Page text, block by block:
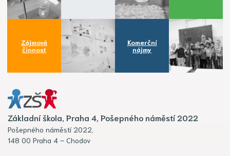
Zájmová
činnost
Komerční
nájmy
Základní škola, Praha 4, Pošepného náměstí 2022
Pošepného náměstí 2022,
148 00 Praha 4 – Chodov